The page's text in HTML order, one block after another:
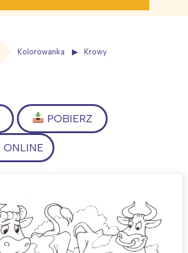
Kolorowanka Krowy
POBIERZ
ONLINE